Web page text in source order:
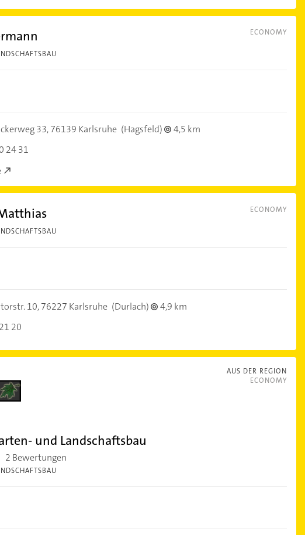
ECONOMY
33,76139 Karlsruhe (Hagsfeld)
4,5 km
24 31
ECONOMY
10,76227 Karlsruhe (Durlach)
4,9 km
20
AUS DER REGION
ECONOMY
und Landschaftsbau
2 Bewertungen